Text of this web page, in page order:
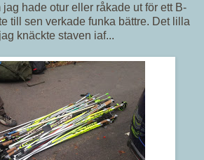
hade otur eller råkade ut för ett B-
till sen verkade funka bättre. Det lilla
knäckte staven iaf...